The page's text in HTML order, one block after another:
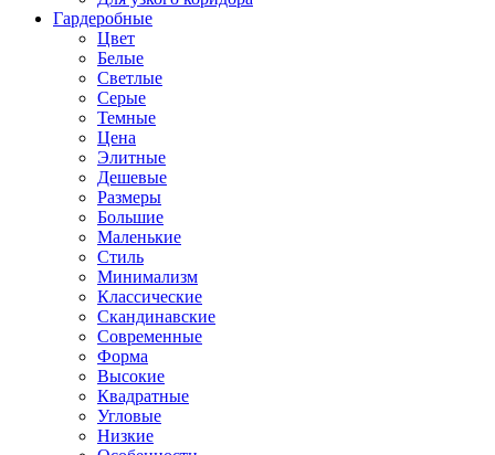
Гардеробные
Цвет
Белые
Светлые
Серые
Темные
Цена
Элитные
Дешевые
Размеры
Большие
Маленькие
Стиль
Минимализм
Классические
Скандинавские
Современные
Форма
Высокие
Квадратные
Угловые
Низкие